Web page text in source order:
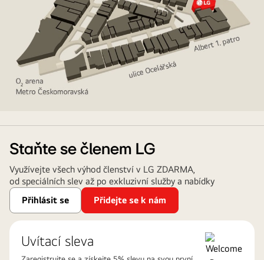
Staňte se členem LG
Využívejte všech výhod členství v LG ZDARMA,
od speciálních slev až po exkluzivní služby a nabídky
Přihlásit se
Přidejte se k nám
Uvítací sleva